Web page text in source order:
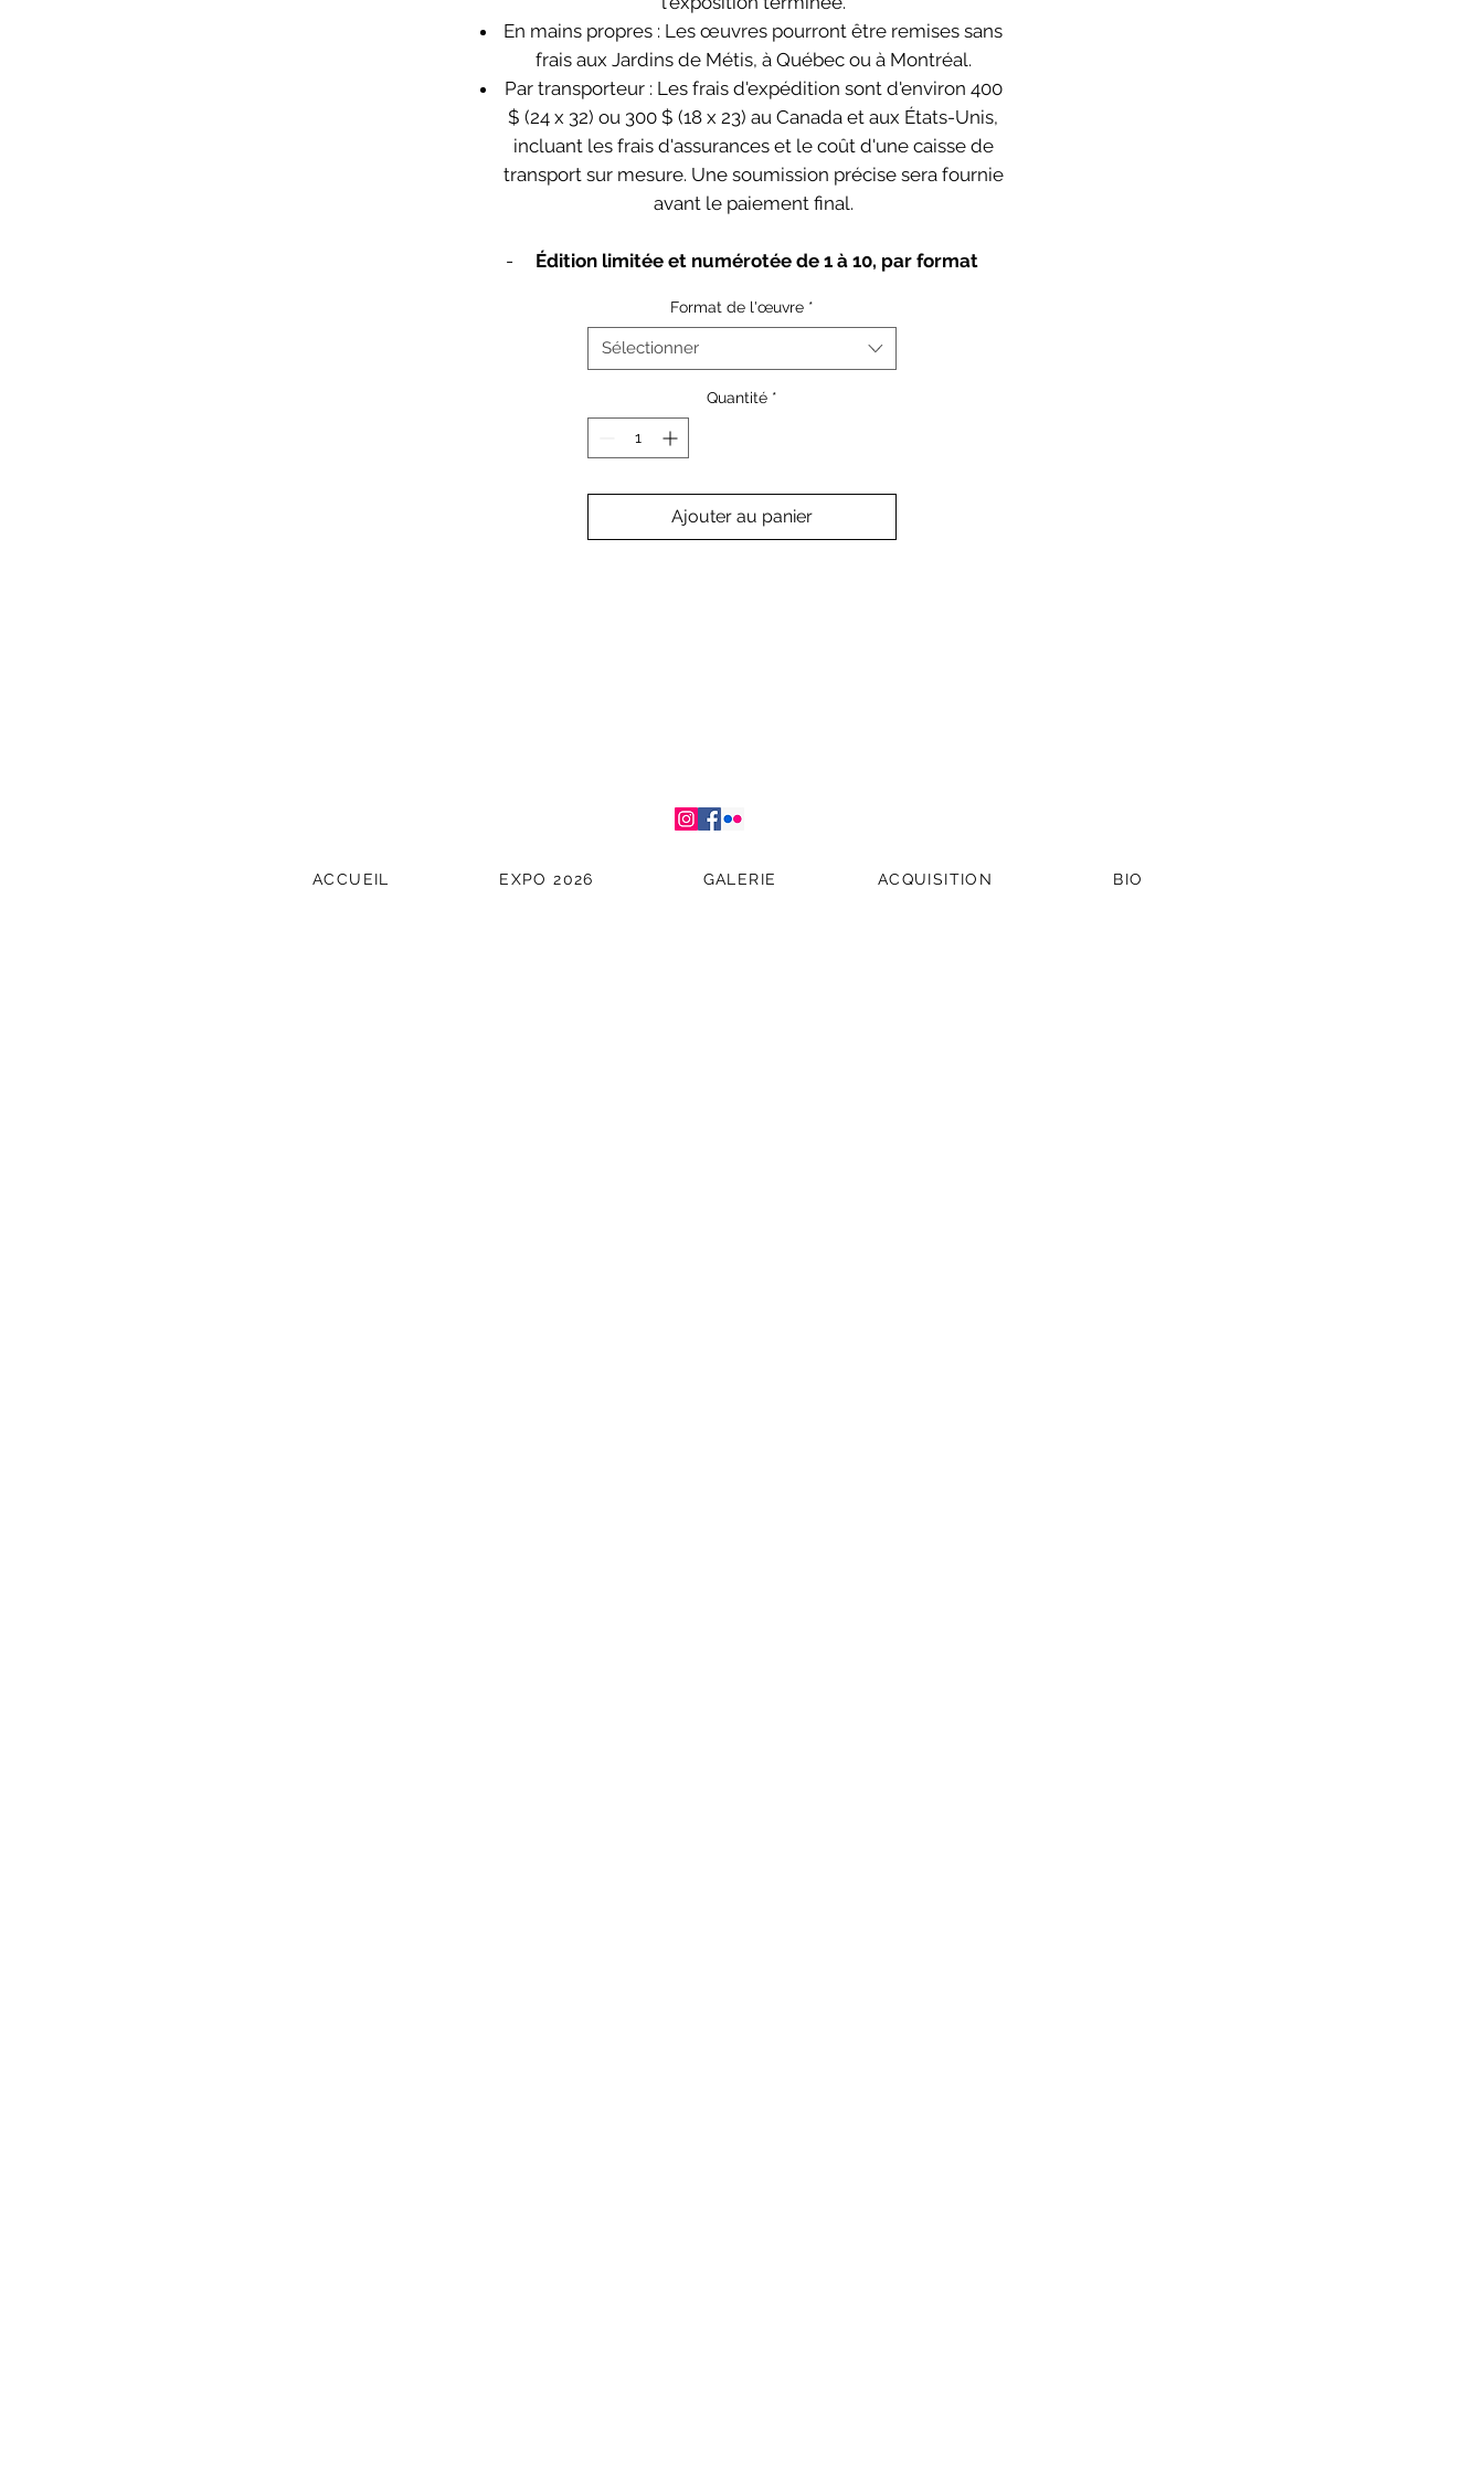
En mains propres : Les œuvres pourront être remises sans
frais aux Jardins de Métis, à Québec ou à Montréal.
Par transporteur : Les frais d'expédition sont d'environ 400
$ (24 x 32) ou 300 $ (18 x 23) au Canada et aux États-Unis,
incluant les frais d'assurances et le coût d'une caisse de
transport sur mesure. Une soumission précise sera fournie
avant le paiement final.
-
Édition limitée et numérotée de 1 à 10, par format
- Tirages sur papier allemand Hahnemühle fibre Baryta,
sans acide
- Impression avec encres UltraChrome longue durée
- Montage sur panneau mousse sans acide
- Verre Artglass AR70 UV anti-reflet
- Encadrement en bois massif
Format de l'œuvre *
Sélectionner
Quantité *
Ajouter au panier
ACCUEIL EXPO 2026 GALERIE ACQUISITION BIO